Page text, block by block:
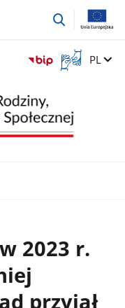
przejdź
Otwórz
okno
języka
migowego
Zmień
PL
2023 r.
przyjął